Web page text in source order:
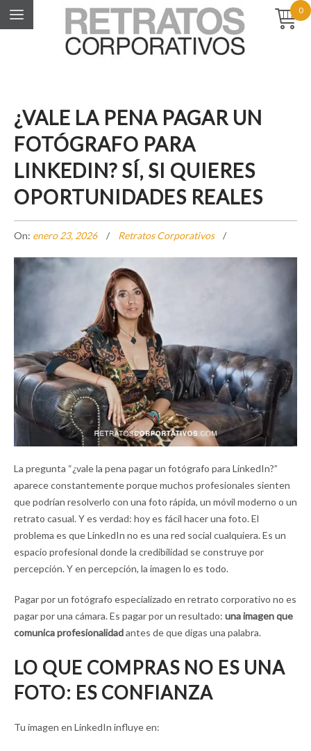
0
¿VALE LA PENA PAGAR UN
FOTÓGRAFO PARA
LINKEDIN? SÍ, SI QUIERES
OPORTUNIDADES REALES
On: enero 23, 2026 Retratos Corporativos
La pregunta “¿vale la pena pagar un fotógrafo para LinkedIn?”
aparece constantemente porque muchos profesionales sienten
que podrían resolverlo con una foto rápida, un móvil moderno o un
retrato casual. Y es verdad: hoy es fácil hacer una foto. El
problema es que LinkedIn no es una red social cualquiera. Es un
espacio profesional donde la credibilidad se construye por
percepción. Y en percepción, la imagen lo es todo.
Pagar por un fotógrafo especializado en retrato corporativo no es
pagar por una cámara. Es pagar por un resultado: una imagen que
comunica profesionalidadantes de que digas una palabra.
LO QUE COMPRAS NO ES UNA
FOTO: ES CONFIANZA
Tu imagen en LinkedIn influye en: